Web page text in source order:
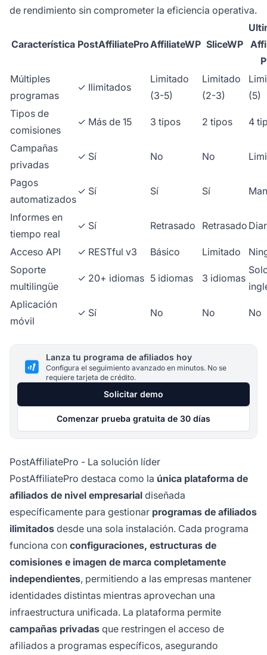
de rendimiento sin comprometer la eficiencia operativa.
Característica PostAffiliateProAffiliateWP SliceWP
Múltiples
programas
✓ Ilimitados
Limitado
(3-5)
Limitado
(2-3)
(5)
Tipos de
comisiones
✓ Más de 15 3 tipos 2 tipos 4
Campañas
privadas
✓ Sí No No
Pagos
automatizados
✓ Sí Sí Sí
Informes en
tiempo real
✓ Sí Retrasado Retrasado
Acceso API ✓ RESTful v3 Básico Limitado
Soporte
multilingüe
✓ 20+ idiomas 5 idiomas 3 idiomas
Aplicación
móvil
✓ Sí No No No
Lanza tu programa de afiliados hoy
Configura el seguimiento avanzado en minutos. No se
requiere tarjeta de crédito.
Solicitar demo
Comenzar prueba gratuita de 30 días
PostAffiliatePro - La solución líder
PostAffiliatePro destaca como la única plataforma de
afiliados de nivel empresarial diseñada
específicamente para gestionar programas de afiliados
ilimitados desde una sola instalación. Cada programa
funciona con configuraciones, estructuras de
comisiones e imagen de marca completamente
independientes, permitiendo a las empresas mantener
identidades distintas mientras aprovechan una
infraestructura unificada. La plataforma permite
campañas privadas que restringen el acceso de
afiliados a programas específicos, asegurando